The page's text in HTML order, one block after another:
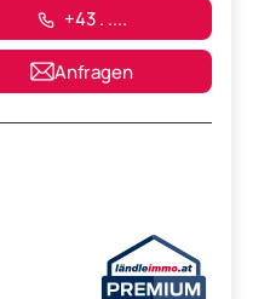
+43 . ....
Anfragen